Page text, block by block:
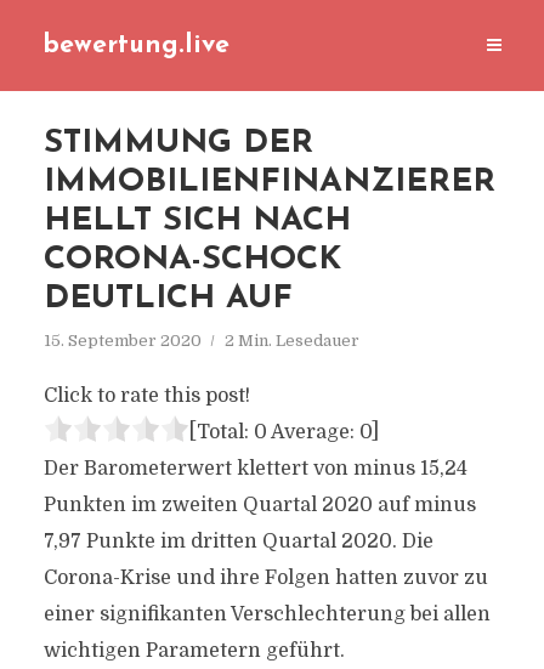
bewertung.live
STIMMUNG DER
IMMOBILIENFINANZIERER
HELLT SICH NACH
CORONA-SCHOCK
DEUTLICH AUF
15. September 2020 2 Min. Lesedauer
Click to rate this post!
[Total: 0 Average: 0]
Der Barometerwert klettert von minus 15,24
Punkten im zweiten Quartal 2020 auf minus
7,97 Punkte im dritten Quartal 2020. Die
Corona-Krise und ihre Folgen hatten zuvor zu
einer signifikanten Verschlechterung bei allen
wichtigen Parametern geführt.